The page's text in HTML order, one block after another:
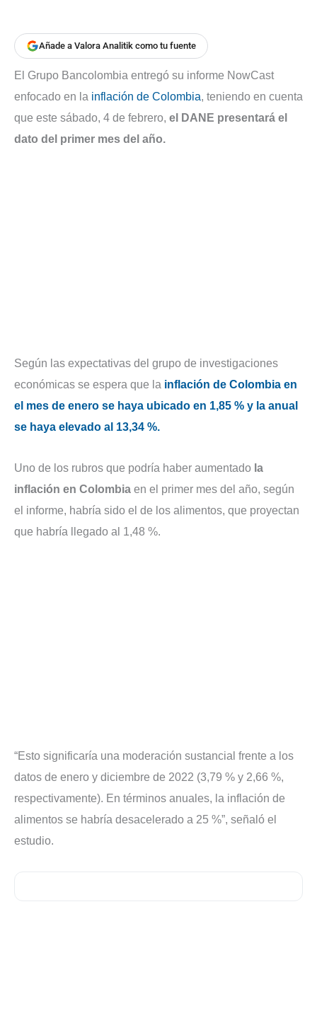
Añade a Valora Analitik como tu fuente
El Grupo Bancolombia entregó su informe NowCast
enfocado en la inflación de Colombia, teniendo en cuenta
que este sábado, 4 de febrero, el DANE presentará el
dato del primer mes del año.
Según las expectativas del grupo de investigaciones
económicas se espera que la inflación de Colombia en
el mes de enero se haya ubicado en 1,85 % y la anual
se haya elevado al 13,34 %.
Uno de los rubros que podría haber aumentado la
inflación en Colombia en el primer mes del año, según
el informe, habría sido el de los alimentos, que proyectan
que habría llegado al 1,48 %.
“Esto significaría una moderación sustancial frente a los
datos de enero y diciembre de 2022 (3,79 % y 2,66 %,
respectivamente). En términos anuales, la inflación de
alimentos se habría desacelerado a 25 %”, señaló el
estudio.